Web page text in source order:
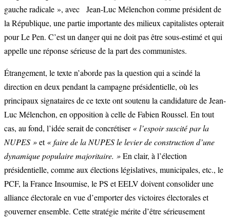
gauche radicale », avec Jean-Luc Mélenchon comme président de
la République, une partie importante des milieux capitalistes opterait
pour Le Pen. C’est un danger qui ne doit pas être sous-estimé et qui
appelle une réponse sérieuse de la part des communistes.
Étrangement, le texte n’aborde pas la question qui a scindé la
direction en deux pendant la campagne présidentielle, où les
principaux signataires de ce texte ont soutenu la candidature de Jean-
Luc Mélenchon, en opposition à celle de Fabien Roussel. En tout
cas, au fond, l’idée serait de concrétiser« l’espoir suscité par la
NUPES »et« faire de la NUPES le levier de construction d’une
dynamique populaire majoritaire. »En clair, à l’élection
présidentielle, comme aux élections législatives, municipales, etc., le
PCF, la France Insoumise, le PS et EELV doivent consolider une
alliance électorale en vue d’emporter des victoires électorales et
gouverner ensemble. Cette stratégie mérite d’être sérieusement